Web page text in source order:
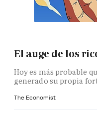
El auge de los
Hoy es más probable
generado su propia
The Economist